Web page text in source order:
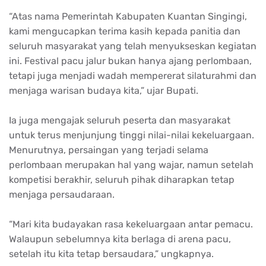
“Atas nama Pemerintah Kabupaten Kuantan Singingi,
kami mengucapkan terima kasih kepada panitia dan
seluruh masyarakat yang telah menyukseskan kegiatan
ini. Festival pacu jalur bukan hanya ajang perlombaan,
tetapi juga menjadi wadah mempererat silaturahmi dan
menjaga warisan budaya kita,” ujar Bupati.
Ia juga mengajak seluruh peserta dan masyarakat
untuk terus menjunjung tinggi nilai-nilai kekeluargaan.
Menurutnya, persaingan yang terjadi selama
perlombaan merupakan hal yang wajar, namun setelah
kompetisi berakhir, seluruh pihak diharapkan tetap
menjaga persaudaraan.
“Mari kita budayakan rasa kekeluargaan antar pemacu.
Walaupun sebelumnya kita berlaga di arena pacu,
setelah itu kita tetap bersaudara,” ungkapnya.